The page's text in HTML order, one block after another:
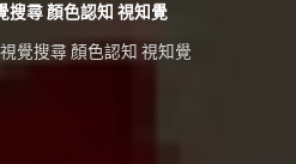
搜尋 顏色認知 視知覺
覺搜尋 顏色認知 視知覺